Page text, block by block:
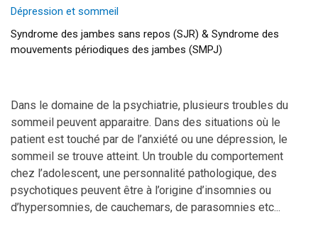
Dépression et sommeil
Syndrome des jambes sans repos (SJR) & Syndrome des
mouvements périodiques des jambes (SMPJ)
Dans le domaine de la psychiatrie, plusieurs troubles du
sommeil peuvent apparaitre. Dans des situations où le
patient est touché par de l’anxiété ou une dépression, le
sommeil se trouve atteint. Un trouble du comportement
chez l’adolescent, une personnalité pathologique, des
psychotiques peuvent être à l’origine d’insomnies ou
d’hypersomnies, de cauchemars, de parasomnies etc...